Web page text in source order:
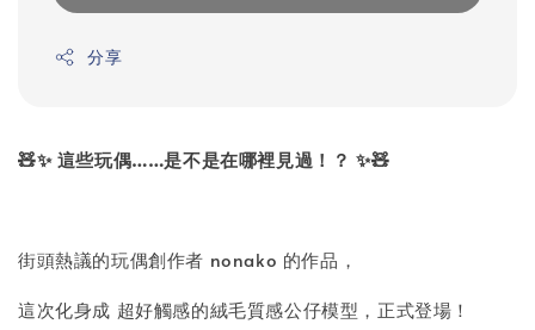
分享
🧸✨ 這些玩偶……是不是在哪裡見過！？ ✨🧸
街頭熱議的玩偶創作者 nonako 的作品，
這次化身成 超好觸感的絨毛質感公仔模型，正式登場！